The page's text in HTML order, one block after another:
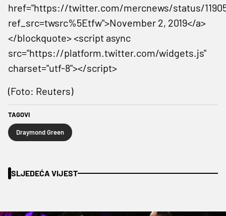
href="https://twitter.com/mercnews/status/
ref_src=twsrc%5Etfw">November 2, 2019</a>
</blockquote> <script async
src="https://platform.twitter.com/widgets.js"
charset="utf-8"></script>
(Foto: Reuters)
TAGOVI
Draymond Green
SLJEDEĆA VIJEST